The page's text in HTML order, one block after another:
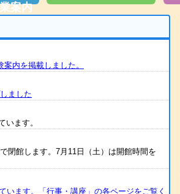
案内
内を掲載しました。
ました
います。
閉館します。7月11日（土）は開館時間を
います。「行事・講座」の各ページをご覧く